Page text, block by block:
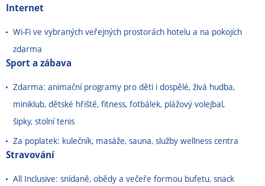
Internet
Wi-Fi ve vybraných veřejných prostorách hotelu a na pokojích
zdarma
Sport a zábava
Zdarma: animační programy pro děti i dospělé, živá hudba,
miniklub, dětské hřiště, fitness, fotbálek, plážový volejbal,
šipky, stolní tenis
Za poplatek: kulečník, masáže, sauna, služby wellness centra
Stravování
All Inclusive: snídaně, obědy a večeře formou bufetu, snack